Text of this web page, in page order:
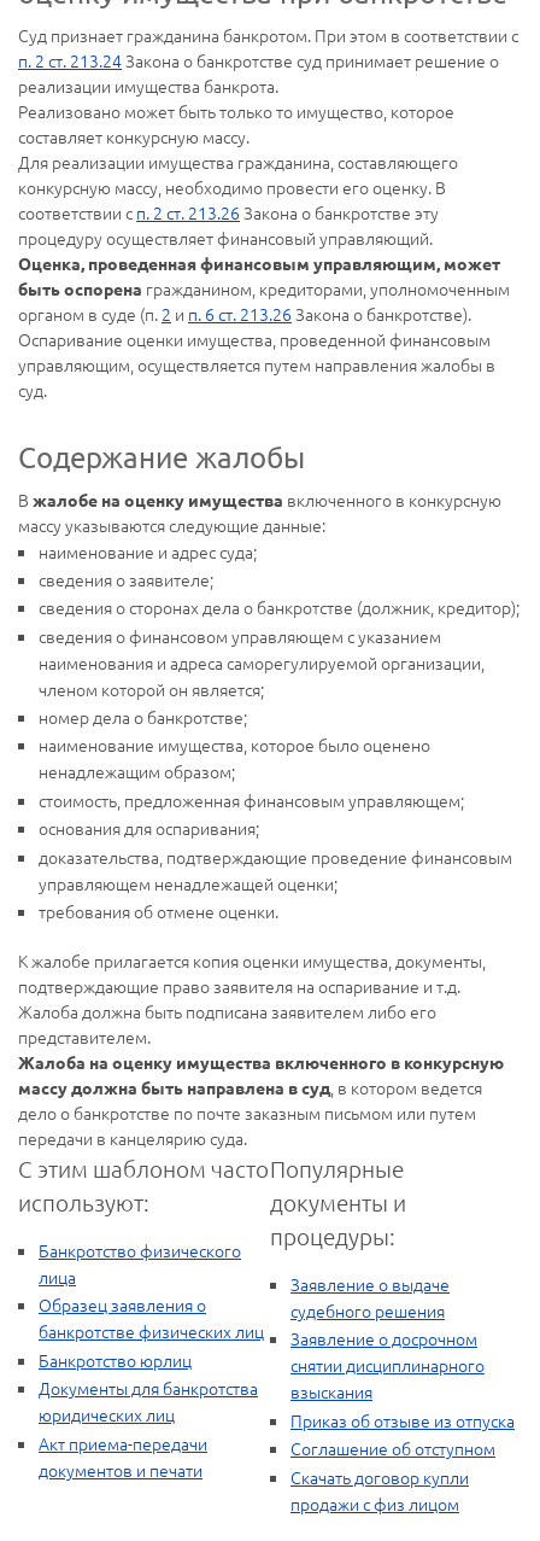
Суд признает гражданина банкротом. При этом в соответствии с
п. 2 ст. 213.24Закона о банкротстве суд принимает решение о
реализации имущества банкрота.
Реализовано может быть только то имущество, которое
составляет конкурсную массу.
Для реализации имущества гражданина, составляющего
конкурсную массу, необходимо провести его оценку. В
соответствии с п. 2 ст. 213.26 Закона о банкротстве эту
процедуру осуществляет финансовый управляющий.
Оценка, проведенная финансовым управляющим, может
быть оспорена гражданином, кредиторами, уполномоченным
органом в суде (п. 2 и п. 6 ст. 213.26 Закона о банкротстве).
Оспаривание оценки имущества, проведенной финансовым
управляющим, осуществляется путем направления жалобы в
суд.
Содержание жалобы
В жалобе на оценку имущества включенного в конкурсную
массу указываются следующие данные:
наименование и адрес суда;
сведения о заявителе;
сведения о сторонах дела о банкротстве (должник, кредитор);
сведения о финансовом управляющем с указанием
наименования и адреса саморегулируемой организации,
членом которой он является;
номер дела о банкротстве;
наименование имущества, которое было оценено
ненадлежащим образом;
стоимость, предложенная финансовым управляющем;
основания для оспаривания;
доказательства, подтверждающие проведение финансовым
управляющем ненадлежащей оценки;
требования об отмене оценки.
К жалобе прилагается копия оценки имущества, документы,
подтверждающие право заявителя на оспаривание и т.д.
Жалоба должна быть подписана заявителем либо его
представителем.
Жалоба на оценку имущества включенного в конкурсную
массу должна быть направлена в суд, в котором ведется
дело о банкротстве по почте заказным письмом или путем
передачи в канцелярию суда.
С этим шаблоном часто
используют:
Банкротство физического
лица
Образец заявления о
банкротстве физических лиц
Банкротство юрлиц
Документы для банкротства
юридических лиц
Акт приема-передачи
документов и печати
Популярные
документы и
процедуры:
Заявление о выдаче
судебного решения
Заявление о досрочном
снятии дисциплинарного
взыскания
Приказ об отзыве из отпуска
Соглашение об отступном
Скачать договор купли
продажи с физ лицом